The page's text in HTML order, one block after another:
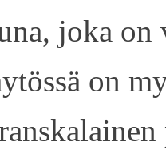
joka
on